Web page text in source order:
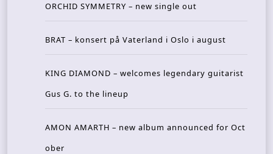
ORCHID SYMMETRY – new single out
BRAT – konsert på Vaterland i Oslo i august
KING DIAMOND – welcomes legendary guitarist
Gus G. to the lineup
AMON AMARTH – new album announced for Oct
ober